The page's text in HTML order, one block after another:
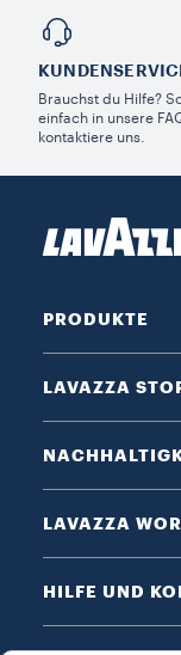
Brauchst du Hilfe?
einfach in unsere
kontaktiere uns.
PRODUKTE
LAVAZZA
LAVAZZA
HILFE UND